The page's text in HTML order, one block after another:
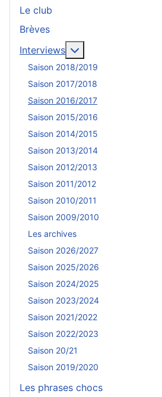
Le club
Brèves
Interviews
Saison 2018/2019
Saison 2017/2018
Saison 2016/2017
Saison 2015/2016
Saison 2014/2015
Saison 2013/2014
Saison 2012/2013
Saison 2011/2012
Saison 2010/2011
Saison 2009/2010
Les archives
Saison 2026/2027
Saison 2025/2026
Saison 2024/2025
Saison 2023/2024
Saison 2021/2022
Saison 2022/2023
Saison 20/21
Saison 2019/2020
Les phrases chocs